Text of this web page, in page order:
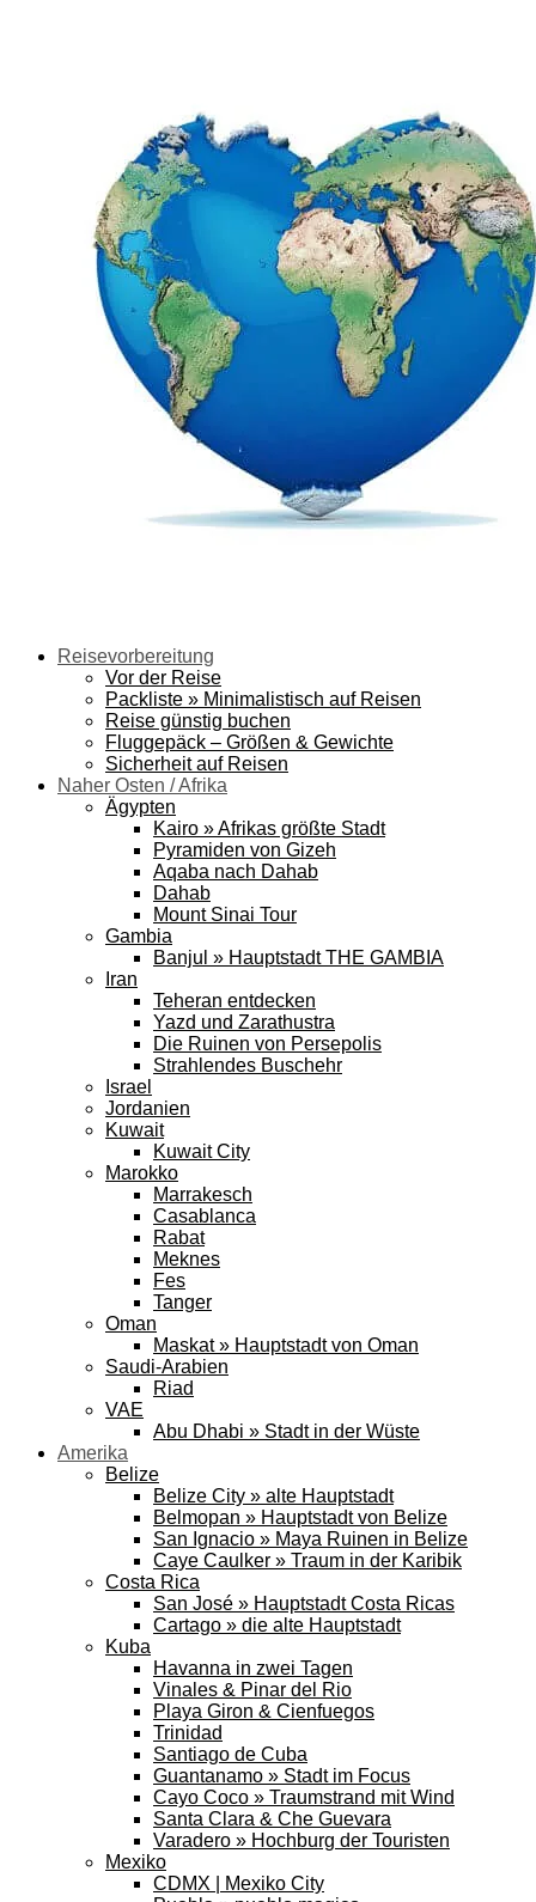
Reisevorbereitung
Vor der Reise
Packliste » Minimalistisch auf Reisen
Reise günstig buchen
Fluggepäck – Größen & Gewichte
Sicherheit auf Reisen
Naher Osten / Afrika
Ägypten
Kairo » Afrikas größte Stadt
Pyramiden von Gizeh
Aqaba nach Dahab
Dahab
Mount Sinai Tour
Gambia
Banjul » Hauptstadt THE GAMBIA
Iran
Teheran entdecken
Yazd und Zarathustra
Die Ruinen von Persepolis
Strahlendes Buschehr
Israel
Jordanien
Kuwait
Kuwait City
Marokko
Marrakesch
Casablanca
Rabat
Meknes
Fes
Tanger
Oman
Maskat » Hauptstadt von Oman
Saudi-Arabien
Riad
VAE
Abu Dhabi » Stadt in der Wüste
Amerika
Belize
Belize City » alte Hauptstadt
Belmopan » Hauptstadt von Belize
San Ignacio » Maya Ruinen in Belize
Caye Caulker » Traum in der Karibik
Costa Rica
San José » Hauptstadt Costa Ricas
Cartago » die alte Hauptstadt
Kuba
Havanna in zwei Tagen
Vinales & Pinar del Rio
Playa Giron & Cienfuegos
Trinidad
Santiago de Cuba
Guantanamo » Stadt im Focus
Cayo Coco » Traumstrand mit Wind
Santa Clara & Che Guevara
Varadero » Hochburg der Touristen
Mexiko
CDMX | Mexiko City